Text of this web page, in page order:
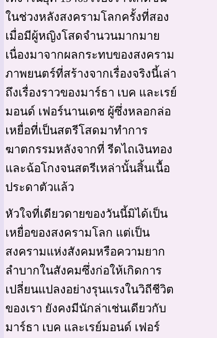
ในช่วงหลังสงครามโลกครั้งที่สอง
เมื่อมีผู้หญิงโสดจำนวนมากมาย
เนื่องมาจากผลกระทบของสงคราม
ภาพยนตร์ที่สร้างจากเรื่องจริงนี้เล่า
ถึงเรื่องราวของมาร์ธา เบค และเรย์
มอนด์ เฟอร์นานเดซ ผู้ซึ่งหลอกล่อ
เหยื่อที่เป็นสตรีโสดมาทำการ
ฆาตกรรมหลังจากที่ รีดไถเงินทอง
และฉ้อโกงจนสตรีเหล่านั้นสิ้นเนื้อ
ประดาตัวแล้ว
หัวใจที่เดียวดายของวันนี้มิได้เป็น
เหยื่อของสงครามโลก แต่เป็น
สงครามแห่งสังคมหรือความยาก
ลำบากในสังคมซึ่งก่อให้เกิดการ
เปลี่ยนแปลงอย่างรุนแรงในวิถีชีวิต
ของเรา ยังคงมีนักล่าเช่นเดียวกับ
มาร์ธา เบค และเรย์มอนด์ เฟอร์